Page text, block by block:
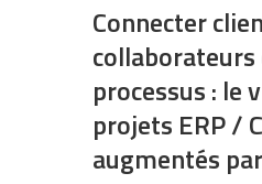
Connecter
collaborateurs
processus : le
projets ERP /
augmentés